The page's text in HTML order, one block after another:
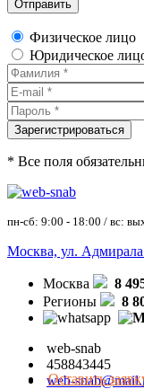
Физическое лицо
Юридическое
* Все поля
пн-сб: 9:00 - 18:00 / вс:
Москва, ул. Адмирала
Москва
8
Регионы
8
web-snab
458843445
web-
Оставить